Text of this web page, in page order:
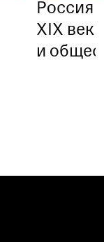
Россия
XIX
и